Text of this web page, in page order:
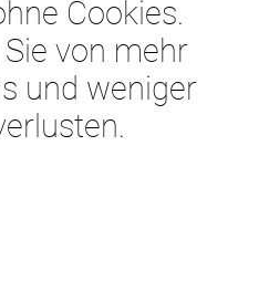
Cookies.
von mehr
und weniger